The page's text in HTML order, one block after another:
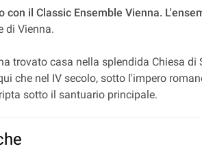
il Classic Ensemble Vienna.
di Vienna.
trovato casa nella splendida Chiesa
che nel IV secolo, sotto l'impero
sotto il santuario principale.